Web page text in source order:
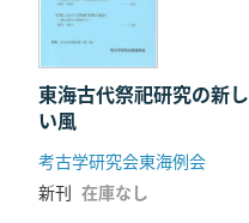
東海古代祭祀研究の新し
い風
考古学研究会東海例会
新刊 在庫なし